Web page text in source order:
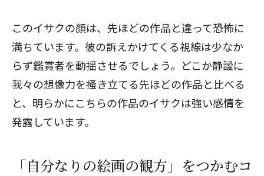
このイサクの顔は、先ほどの作品と違って恐怖に
満ちています。彼の訴えかけてくる視線は少なか
らず鑑賞者を動揺させるでしょう。どこか静謐に
我々の想像力を掻き立てる先ほどの作品と比べる
と、明らかにこちらの作品のイサクは強い感情を
発露しています。
「自分なりの絵画の観方」をつかむコ